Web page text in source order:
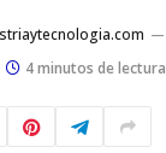
4 minutos de lectura